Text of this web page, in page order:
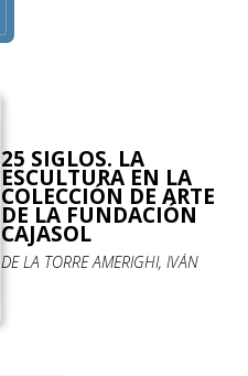
25 SIGLOS. LA
ESCULTURA EN LA
COLECCIÓN DE ARTE
DE LA FUNDACIÓN
CAJASOL
DE LA TORRE AMERIGHI, IVÁN